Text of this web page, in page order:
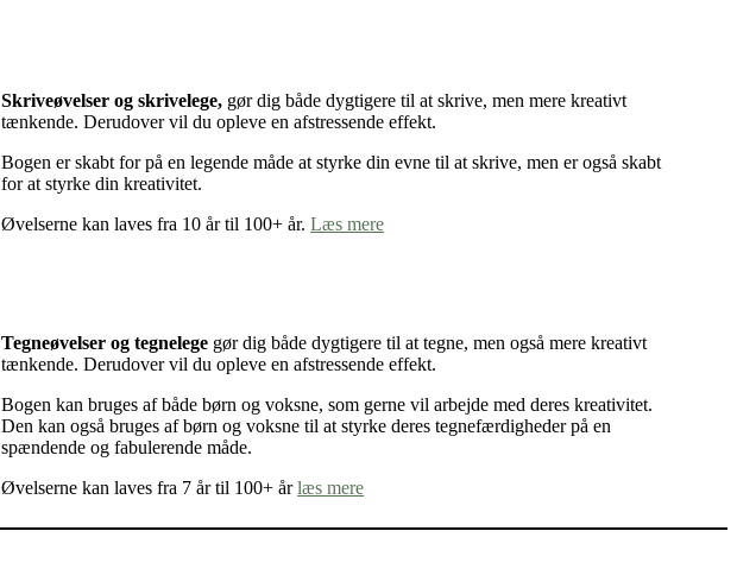
Skriveøvelser og skrivelege, gør dig både dygtigere til at skrive, men mere kreativt
tænkende. Derudover vil du opleve en afstressende effekt.
Bogen er skabt for på en legende måde at styrke din evne til at skrive, men er også skabt
for at styrke din kreativitet.
Øvelserne kan laves fra 10 år til 100+ år.Læs mere
Tegneøvelser og tegnelege gør dig både dygtigere til at tegne, men også mere kreativt
tænkende. Derudover vil du opleve en afstressende effekt.
Bogen kan bruges af både børn og voksne, som gerne vil arbejde med deres kreativitet.
Den kan også bruges af børn og voksne til at styrke deres tegnefærdigheder på en
spændende og fabulerende måde.
Øvelserne kan laves fra 7 år til 100+ årlæs mere